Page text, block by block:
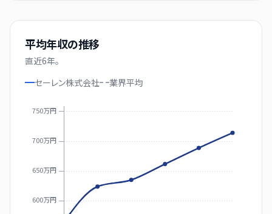
平均年収の推移
直近6年。
セーレン株式会社
業界平均
600万円
650万円
700万円
750万円